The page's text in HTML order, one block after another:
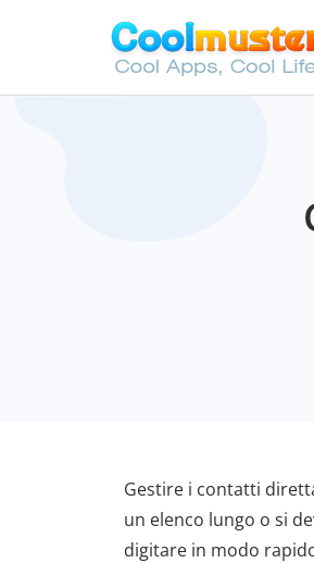
Gestire i contatti
un elenco lungo o si
digitare in modo